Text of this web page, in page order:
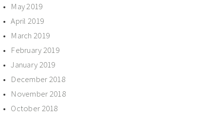
May 2019
April 2019
March 2019
February 2019
January 2019
December 2018
November 2018
October 2018